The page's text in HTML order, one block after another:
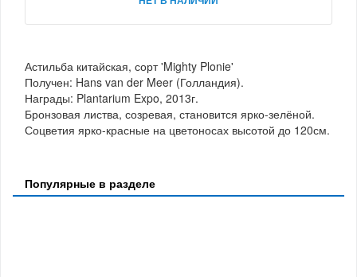
Астильба китайская, сорт 'Mighty Plonie'
Получен: Hans van der Meer (Голландия).
Награды: Plantarium Expo, 2013г.
Бронзовая листва, созревая, становится ярко-зелёной.
Соцветия ярко-красные на цветоносах высотой до 120см.
Популярные в разделе